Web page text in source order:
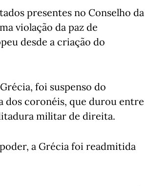
presentes no Conselho da
violação da paz de
desde a criação do
foi suspenso do
dos coronéis, que durou entre
militar de direita.
a Grécia foi readmitida